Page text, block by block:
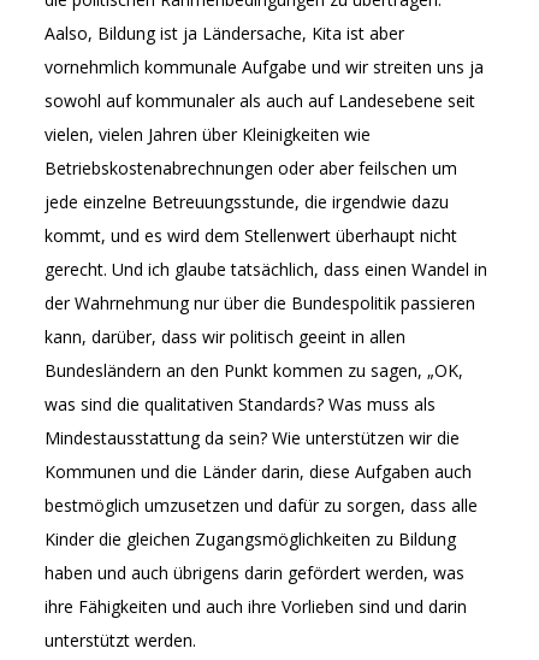
Aalso, Bildung ist ja Ländersache, Kita ist aber
vornehmlich kommunale Aufgabe und wir streiten uns ja
sowohl auf kommunaler als auch auf Landesebene seit
vielen, vielen Jahren über Kleinigkeiten wie
Betriebskostenabrechnungen oder aber feilschen um
jede einzelne Betreuungsstunde, die irgendwie dazu
kommt, und es wird dem Stellenwert überhaupt nicht
gerecht. Und ich glaube tatsächlich, dass einen Wandel in
der Wahrnehmung nur über die Bundespolitik passieren
kann, darüber, dass wir politisch geeint in allen
Bundesländern an den Punkt kommen zu sagen, „OK,
was sind die qualitativen Standards? Was muss als
Mindestausstattung da sein? Wie unterstützen wir die
Kommunen und die Länder darin, diese Aufgaben auch
bestmöglich umzusetzen und dafür zu sorgen, dass alle
Kinder die gleichen Zugangsmöglichkeiten zu Bildung
haben und auch übrigens darin gefördert werden, was
ihre Fähigkeiten und auch ihre Vorlieben sind und darin
unterstützt werden.